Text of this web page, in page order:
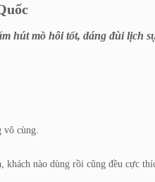
hút mồ hôi tốt, dáng đùi lịch
vô cùng.
khách nào dùng rồi cũng đều cực